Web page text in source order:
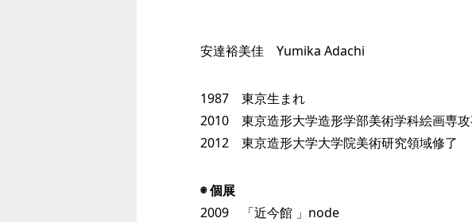
安達裕美佳 Yumika Adachi
1987 東京生まれ
2010 東京造形大学造形学部美術学科絵画専
2012 東京造形大学大学院美術研究領域修了
◉ 個展
2009 「近今館 」node